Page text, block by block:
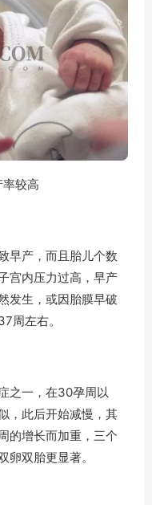
较高
早产，而且胎儿个数
宫内压力过高，早产
发生，或因胎膜早破
周左右。
之一，在30孕周以
，此后开始减慢，其
的增长而加重，三个
卵双胎更显著。